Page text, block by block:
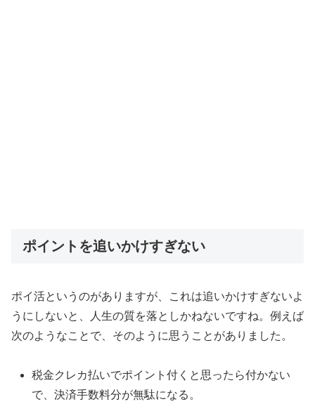
ポイントを追いかけすぎない
ポイ活というのがありますが、これは追いかけすぎないよ
うにしないと、人生の質を落としかねないですね。例えば
次のようなことで、そのように思うことがありました。
税金クレカ払いでポイント付くと思ったら付かない
で、決済手数料分が無駄になる。